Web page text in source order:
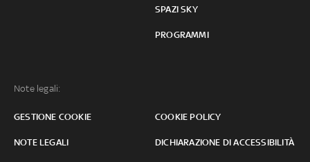
SPAZI SKY
PROGRAMMI
Note legali:
GESTIONE COOKIE COOKIE POLICY
NOTE LEGALI DICHIARAZIONE DI ACCESSIBILITÀ